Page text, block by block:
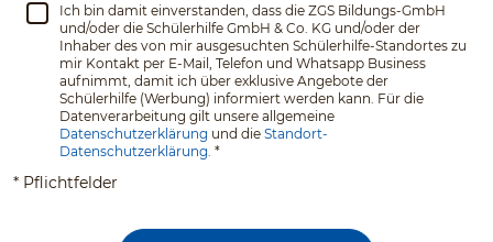
Ich bin damit einverstanden, dass die ZGS Bildungs-GmbH
und/oder die Schülerhilfe GmbH & Co. KG und/oder der
Inhaber des von mir ausgesuchten Schülerhilfe-Standortes zu
mir Kontakt per E-Mail, Telefon und Whatsapp Business
aufnimmt, damit ich über exklusive Angebote der
Schülerhilfe (Werbung) informiert werden kann. Für die
Datenverarbeitung gilt unsere allgemeine
Datenschutzerklärung und die Standort-
Datenschutzerklärung. *
* Pflichtfelder